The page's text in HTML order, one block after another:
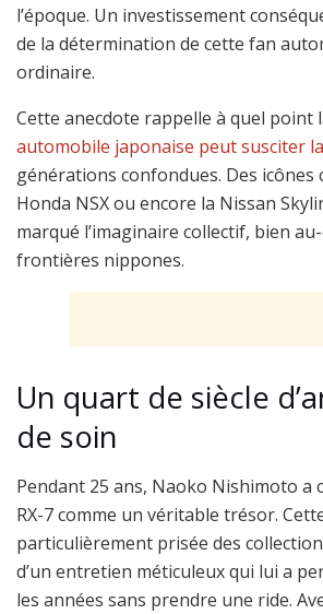
l’époque. Un investissement
de la détermination de cette fan
ordinaire.
Cette anecdote rappelle à quel point
automobile japonaise peut susciter
générations confondues. Des icônes
Honda NSX ou encore la Nissan
marqué l’imaginaire collectif, bien
frontières nippones.
Un quart de siècle
de soin
Pendant 25 ans, Naoko Nishimoto a
RX-7 comme un véritable trésor.
particulièrement prisée des
d’un entretien méticuleux qui lui a
les années sans prendre une ride.